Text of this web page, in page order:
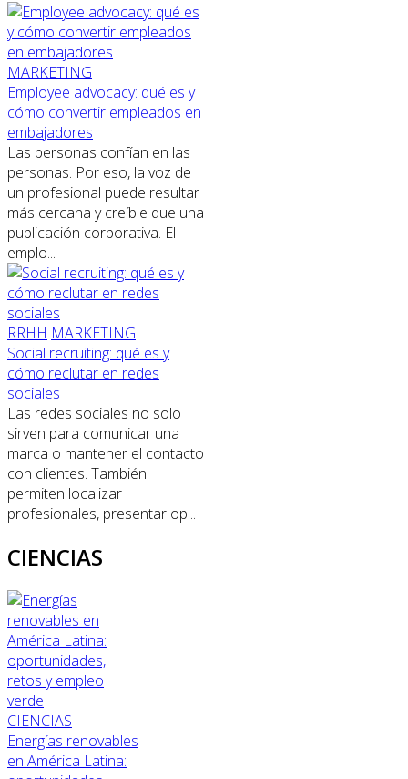
MARKETING
Employee advocacy: qué es y
cómo convertir empleados en
embajadores
Las personas confían en las
personas. Por eso, la voz de
un profesional puede resultar
más cercana y creíble que una
publicación corporativa. El
emplo...
RRHH MARKETING
Social recruiting: qué es y
cómo reclutar en redes
sociales
Las redes sociales no solo
sirven para comunicar una
marca o mantener el contacto
con clientes. También
permiten localizar
profesionales, presentar op...
CIENCIAS
CIENCIAS
Energías renovables
en América Latina: